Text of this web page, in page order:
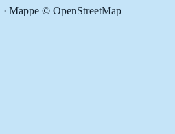
Mappe © OpenStreetMap